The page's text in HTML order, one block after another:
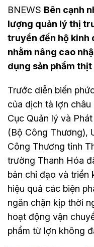
BNEWS Bên cạnh
lượng quản lý thị
truyền đến hộ kinh
nhằm nâng cao
dụng sản phẩm thịt
Trước diễn biến
của dịch tả lợn
Cục Quản lý và
(Bộ Công Thương),
Công Thương tỉnh
trường Thanh Hóa
bản chỉ đạo và triển
hiệu quả các biện
ngăn chặn kịp thời
hoạt động vận
phẩm từ lợn không